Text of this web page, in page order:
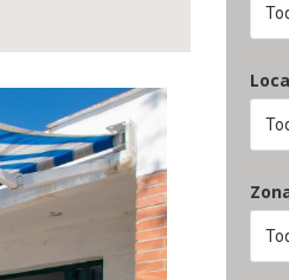
Siguiente